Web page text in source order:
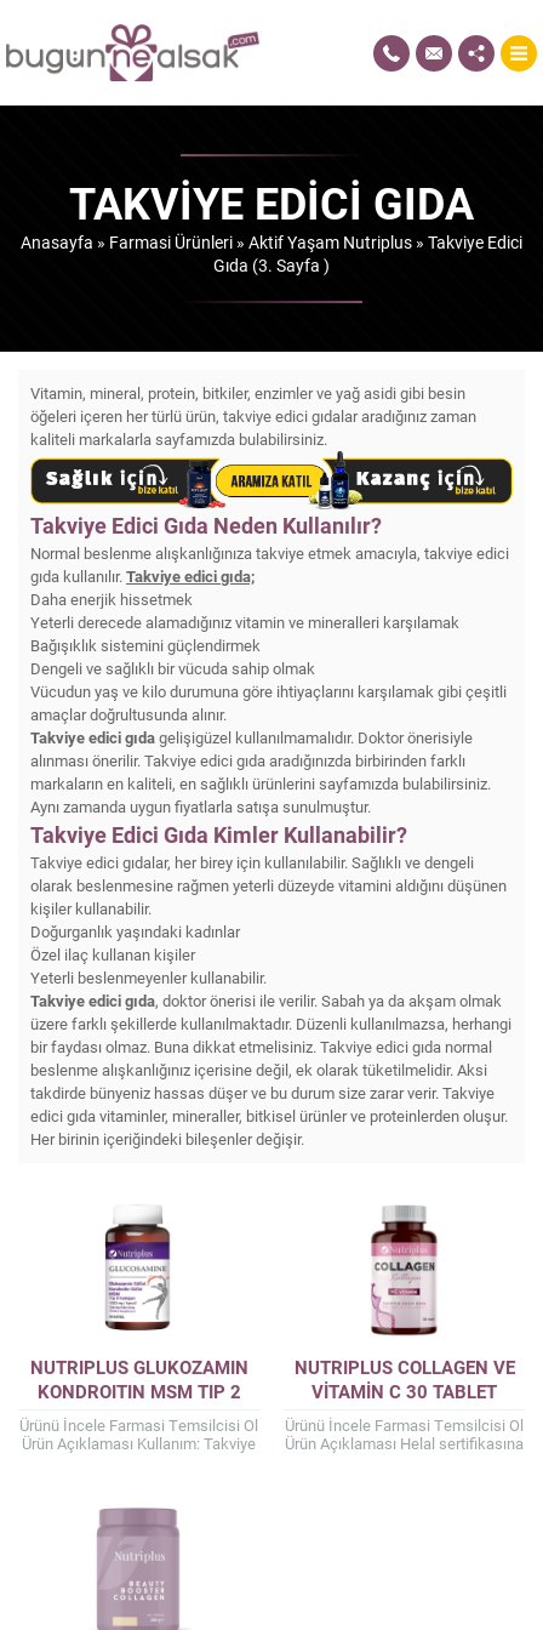
TAKVIYE EDICI GIDA
Anasayfa » Farmasi Ürünleri » Aktif Yaşam Nutriplus » Takviye Edici
Gıda (3. Sayfa )
Vitamin, mineral, protein, bitkiler, enzimler ve yağ asidi gibi besin
öğeleri içeren her türlü ürün, takviye edici gıdalar aradığınız zaman
kaliteli markalarla sayfamızda bulabilirsiniz.
Takviye Edici Gıda Neden Kullanılır?
Normal beslenme alışkanlığınıza takviye etmek amacıyla, takviye edici
gıda kullanılır.Takviye edici gıda;
Daha enerjik hissetmek
Yeterli derecede alamadığınız vitamin ve mineralleri karşılamak
Bağışıklık sistemini güçlendirmek
Dengeli ve sağlıklı bir vücuda sahip olmak
Vücudun yaş ve kilo durumuna göre ihtiyaçlarını karşılamak gibi çeşitli
amaçlar doğrultusunda alınır.
Takviye edici gıdagelişigüzel kullanılmamalıdır. Doktor önerisiyle
alınması önerilir. Takviye edici gıda aradığınızda birbirinden farklı
markaların en kaliteli, en sağlıklı ürünlerini sayfamızda bulabilirsiniz.
Aynı zamanda uygun fiyatlarla satışa sunulmuştur.
Takviye Edici Gıda Kimler Kullanabilir?
Takviye edici gıdalar, her birey için kullanılabilir. Sağlıklı ve dengeli
olarak beslenmesine rağmen yeterli düzeyde vitamini aldığını düşünen
kişiler kullanabilir.
Doğurganlık yaşındaki kadınlar
Özel ilaç kullanan kişiler
Yeterli beslenmeyenler kullanabilir.
Takviye edici gıda, doktor önerisi ile verilir. Sabah ya da akşam olmak
üzere farklı şekillerde kullanılmaktadır. Düzenli kullanılmazsa, herhangi
bir faydası olmaz. Buna dikkat etmelisiniz. Takviye edici gıda normal
beslenme alışkanlığınız içerisine değil, ek olarak tüketilmelidir. Aksi
takdirde bünyeniz hassas düşer ve bu durum size zarar verir. Takviye
edici gıda vitaminler, mineraller, bitkisel ürünler ve proteinlerden oluşur.
Her birinin içeriğindeki bileşenler değişir.
NUTRIPLUS GLUKOZAMIN
KONDROITIN MSM TIP 2
KOLAJEN 60 KAPSÜL
Ürünü İncele Farmasi Temsilcisi Ol
Ürün Açıklaması Kullanım: Takviye
NUTRIPLUS COLLAGEN VE
VITAMIN C 30 TABLET
Ürünü İncele Farmasi Temsilcisi Ol
Ürün Açıklaması Helal sertifikasına
Kazanç Temsilcisi